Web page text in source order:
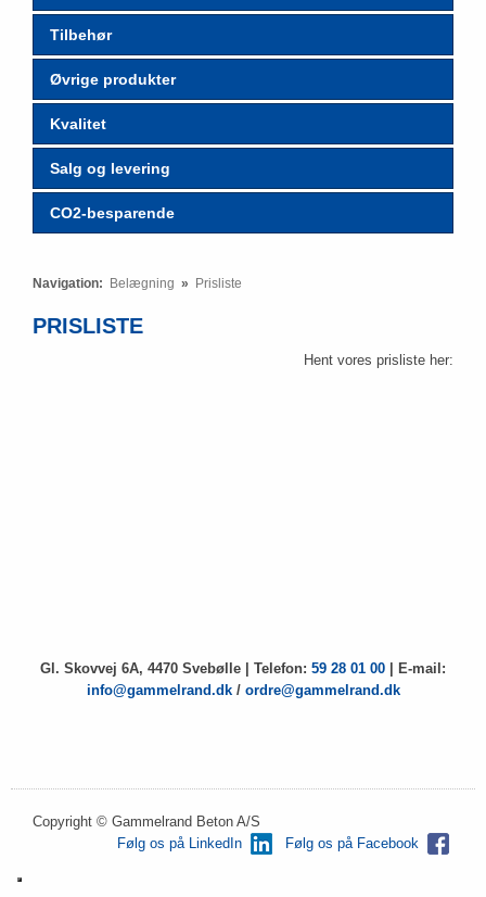
Tilbehør
Øvrige produkter
Kvalitet
Salg og levering
CO2-besparende
Navigation: Belægning » Prisliste
PRISLISTE
Hent vores prisliste ​her:​​
Gl. Skovvej 6A, 4470 Svebølle | Telefon: 59 28 01 00 | E-mail:
info@gammelrand.dk / ordre@gammelrand.dk
​Copyright © Gammelrand Beton A/S
Følg os på LinkedIn
Følg os på Facebook